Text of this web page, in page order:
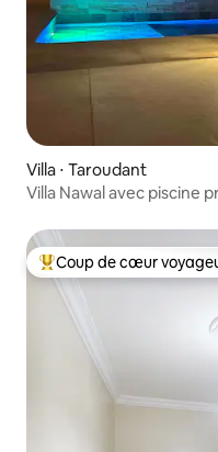
Villa ⋅ Taroudant
Villa Nawal avec piscine
Coups de cœur
Coup de cœur